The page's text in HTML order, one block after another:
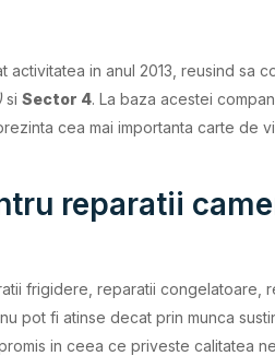
activitatea in anul 2013, reusind sa
si Sector 4. La baza acestei
cea mai importanta carte de
reparatii
frigidere, reparatii congelatoare,
fi atinse decat prin munca
in ceea ce priveste calitatea